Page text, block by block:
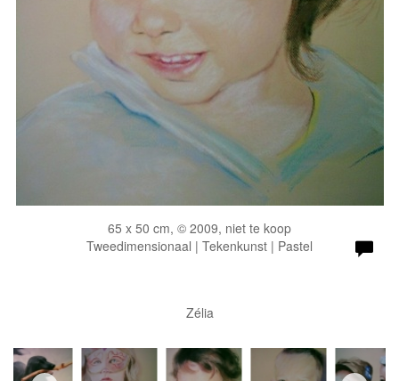
65 x 50 cm, © 2009, niet te koop
Tweedimensionaal | Tekenkunst | Pastel
Zélia